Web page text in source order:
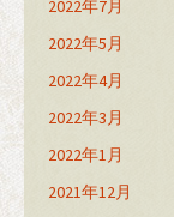
2022年7月
2022年5月
2022年4月
2022年3月
2022年1月
2021年12月